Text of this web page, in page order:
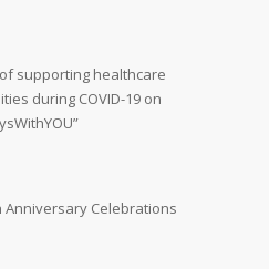
supporting healthcare
during COVID-19 on
Anniversary Celebrations